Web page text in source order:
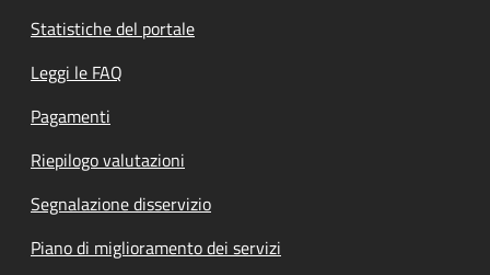
Statistiche del portale
Leggi le FAQ
Pagamenti
Riepilogo valutazioni
Segnalazione disservizio
Piano di miglioramento dei servizi